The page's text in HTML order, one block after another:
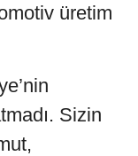
üretim
Sizin